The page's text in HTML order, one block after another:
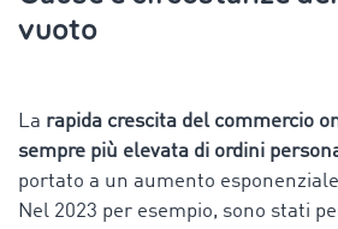
vuoto
La rapida crescita del commercio
sempre più elevata di ordini
portato a un aumento
Nel 2023 per esempio, sono stati